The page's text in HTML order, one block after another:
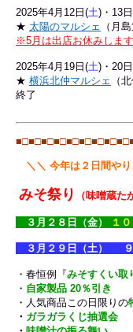
2025年4月12日(土)・13
★ 太陽のマルシェ （月
※5月は出店お休みします
2025年4月19日(土)・20
★ 横浜北仲マルシェ （
終了
■□■□■□■□■□■□■□■□
＼＼ 今年は２日間や
みそ祭り （味噌蔵た
３月２８日（金） １０
３月２９日（土） ９
・春恒例『みそすくい取
・ 自家製品 20％引き
・人気商品この日限りの
・ ガラガラくじ抽選会